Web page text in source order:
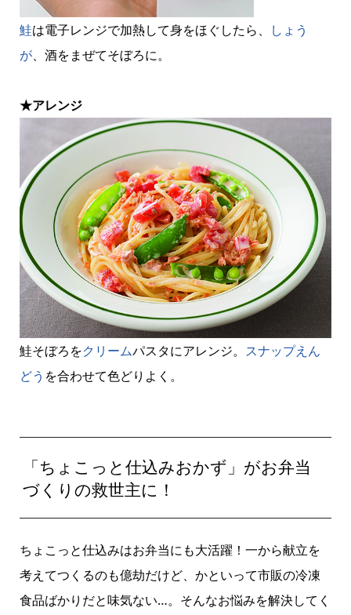
鮭は電子レンジで加熱して身をほぐしたら、
しょう
が、酒をまぜてそぼろに。
★アレンジ
鮭そぼろをクリームパスタにアレンジ。 スナップえん
どう を合わせて色どりよく。
「ちょこっと仕込みおかず」がお弁当
づくりの救世主に！
ちょこっと仕込みはお弁当にも大活躍！一から献立を
考えてつくるのも億劫だけど、かといって市販の冷凍
食品ばかりだと味気ない…。そんなお悩みを解決してく